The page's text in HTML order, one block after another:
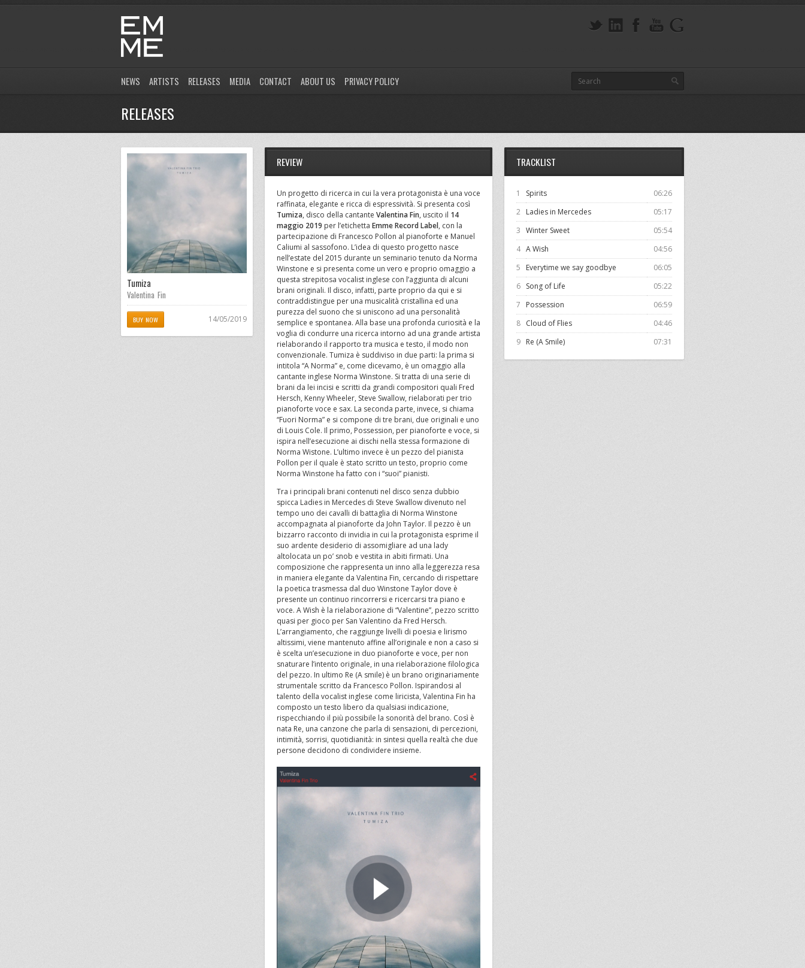
NEWS ARTISTS RELEASES MEDIA CONTACT ABOUT US PRIVACY POLICY
RELEASES
Tumiza
Valentina Fin
BUY NOW 14/05/2019
REVIEW
Un progetto di ricerca in cui la vera protagonista è una voce
raffinata, elegante e ricca di espressività. Si presenta così
Tumiza, disco della cantante Valentina Fin, uscito il 14
maggio 2019 per l’etichetta Emme Record Label, con la
partecipazione di Francesco Pollon al pianoforte e Manuel
Caliumi al sassofono. L’idea di questo progetto nasce
nell’estate del 2015 durante un seminario tenuto da Norma
Winstone e si presenta come un vero e proprio omaggio a
questa strepitosa vocalist inglese con l’aggiunta di alcuni
brani originali. Il disco, infatti, parte proprio da qui e si
contraddistingue per una musicalità cristallina ed una
purezza del suono che si uniscono ad una personalità
semplice e spontanea. Alla base una profonda curiosità e la
voglia di condurre una ricerca intorno ad una grande artista
rielaborando il rapporto tra musica e testo, il modo non
convenzionale. Tumiza è suddiviso in due parti: la prima si
intitola “A Norma” e, come dicevamo, è un omaggio alla
cantante inglese Norma Winstone. Si tratta di una serie di
brani da lei incisi e scritti da grandi compositori quali Fred
Hersch, Kenny Wheeler, Steve Swallow, rielaborati per trio
pianoforte voce e sax. La seconda parte, invece, si chiama
“Fuori Norma” e si compone di tre brani, due originali e uno
di Louis Cole. Il primo, Possession, per pianoforte e voce, si
ispira nell’esecuzione ai dischi nella stessa formazione di
Norma Wistone. L’ultimo invece è un pezzo del pianista
Pollon per il quale è stato scritto un testo, proprio come
Norma Winstone ha fatto con i “suoi” pianisti.
Tra i principali brani contenuti nel disco senza dubbio
spicca Ladies in Mercedes di Steve Swallow divenuto nel
tempo uno dei cavalli di battaglia di Norma Winstone
accompagnata al pianoforte da John Taylor. Il pezzo è un
bizzarro racconto di invidia in cui la protagonista esprime il
suo ardente desiderio di assomigliare ad una lady
altolocata un po’ snob e vestita in abiti firmati. Una
composizione che rappresenta un inno alla leggerezza resa
in maniera elegante da Valentina Fin, cercando di rispettare
la poetica trasmessa dal duo Winstone Taylor dove è
presente un continuo rincorrersi e ricercarsi tra piano e
voce. A Wish è la rielaborazione di “Valentine”, pezzo scritto
quasi per gioco per San Valentino da Fred Hersch.
L’arrangiamento, che raggiunge livelli di poesia e lirismo
altissimi, viene mantenuto affine all’originale e non a caso si
è scelta un’esecuzione in duo pianoforte e voce, per non
snaturare l’intento originale, in una rielaborazione filologica
del pezzo. In ultimo Re (A smile) è un brano originariamente
strumentale scritto da Francesco Pollon. Ispirandosi al
talento della vocalist inglese come liricista, Valentina Fin ha
composto un testo libero da qualsiasi indicazione,
rispecchiando il più possibile la sonorità del brano. Così è
nata Re, una canzone che parla di sensazioni, di percezioni,
intimità, sorrisi, quotidianità: in sintesi quella realtà che due
persone decidono di condividere insieme.
TRACKLIST
1 Spirits
06:26
2 Ladies in Mercedes
05:17
3 Winter Sweet
05:54
4 A Wish
04:56
5
Everytime we say goodbye
06:05
6 Song of Life
05:22
7
Possession
06:59
8 Cloud of Flies
04:46
9 Re (A Smile) 07:31